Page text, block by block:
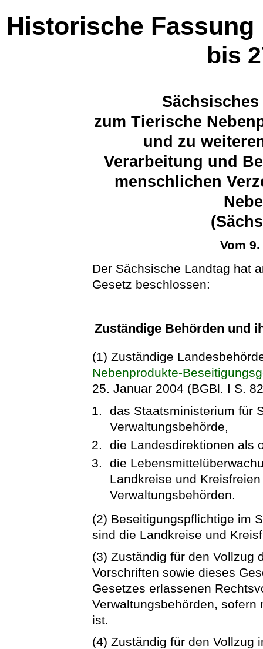
Historische Fassung
bis
zum Tierische
und zu
Verarbeitung und
menschlichen
Vom
Der Sächsische Landtag hat
Gesetz beschlossen:
Zuständige Behörden und
(1) Zuständige
Nebenprodukte-
25. Januar 2004 (BGBl. I S.
das Staatsministerium für
Verwaltungsbehörde,
die Landesdirektionen als
die
Landkreise und
Verwaltungsbehörden.
(2) Beseitigungspflichtige im
sind die Landkreise und
(3) Zuständig für den Vollzug
Vorschriften sowie dieses
Gesetzes erlassenen
Verwaltungsbehörden,
ist.
(4) Zuständig für den Vollzug